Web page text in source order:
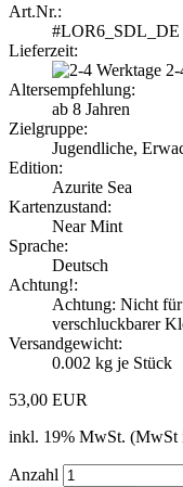
Art.Nr.:
#LOR6_SDL_DE
Lieferzeit:
Altersempfehlung:
ab 8 Jahren
Zielgruppe:
Jugendliche,
Edition:
Azurite Sea
Kartenzustand:
Near Mint
Sprache:
Deutsch
Achtung!:
Achtung: Nicht für
verschluckbarer
Versandgewicht:
0.002 kg je Stück
53,00 EUR
inkl. 19% MwSt. (MwSt
Anzahl